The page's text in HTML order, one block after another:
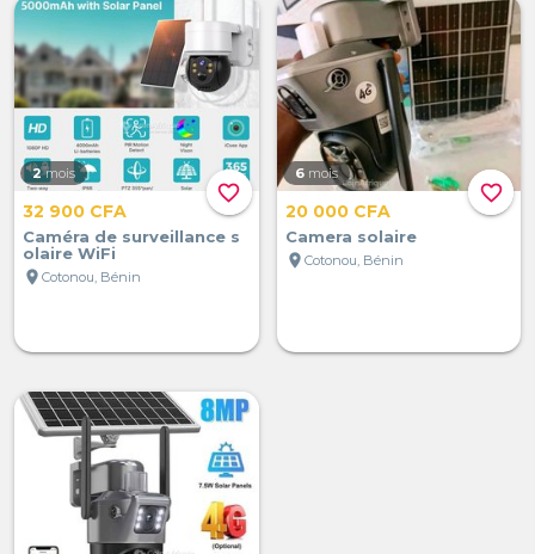
favorite_border
2 mois
32 900 CFA
Caméra de surveillance s
olaire WiFi
location_on Cotonou, Bénin
favorite_border
6 mois
20 000 CFA
Camera solaire
location_on Cotonou, Bénin